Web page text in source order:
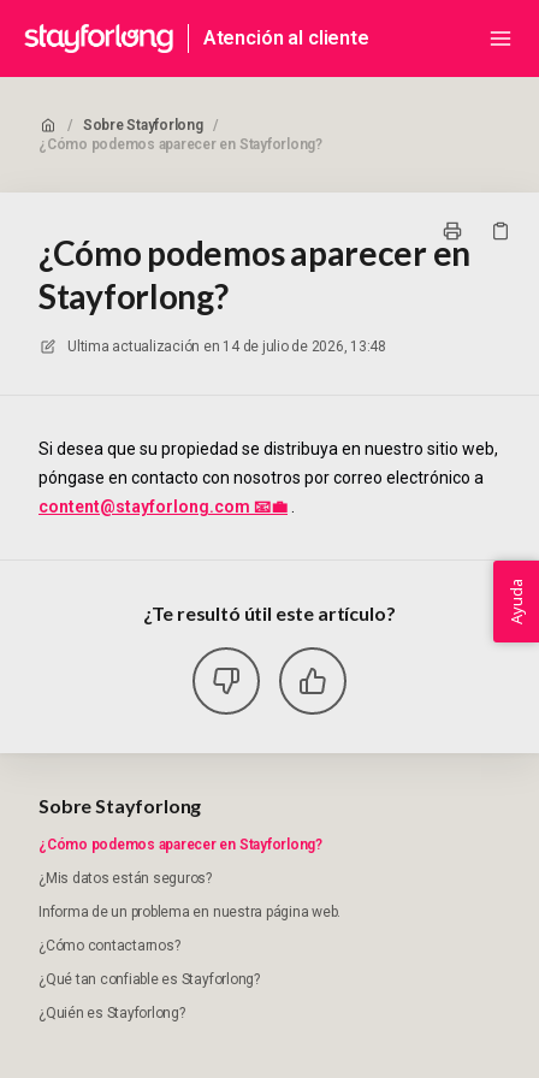
Atención al cliente
/ Sobre Stayforlong /
¿Cómo podemos aparecer en Stayforlong?
¿Cómo podemos aparecer en
Stayforlong?
Ultima actualización en 14 de julio de 2026, 13:48
Si desea que su propiedad se distribuya en nuestro sitio web,
póngase en contacto con nosotros por correo electrónico a
content@stayforlong.com 📧💼
¿Te resultó útil este artículo?
Sobre Stayforlong
¿Cómo podemos aparecer en Stayforlong?
¿Mis datos están seguros?
Informa de un problema en nuestra página web.
¿Cómo contactarnos?
¿Qué tan confiable es Stayforlong?
¿Quién es Stayforlong?
Ayuda